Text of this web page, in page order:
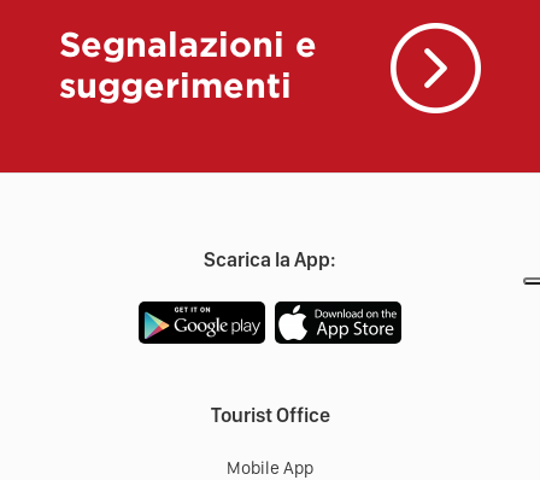
Segnalazioni e
suggerimenti
Scarica la App:
Tourist Office
Mobile App